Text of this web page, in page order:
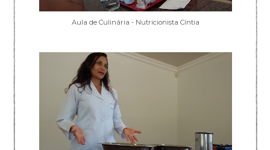
Aula de Culinária - Nutricionista Cíntia